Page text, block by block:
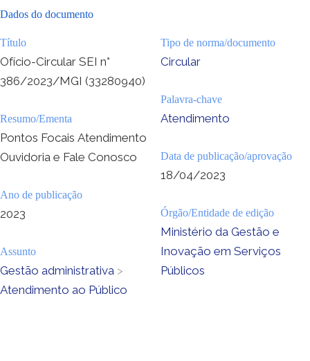
Dados do documento
Título
Ofício-Circular SEI n°
386/2023/MGI (33280940)
Resumo/Ementa
Pontos Focais Atendimento
Ouvidoria e Fale Conosco
Ano de publicação
2023
Assunto
Gestão administrativa >
Atendimento ao Público
Tipo de norma/documento
Circular
Palavra-chave
Atendimento
Data de publicação/aprovação
18/04/2023
Órgão/Entidade de edição
Ministério da Gestão e
Inovação em Serviços
Públicos